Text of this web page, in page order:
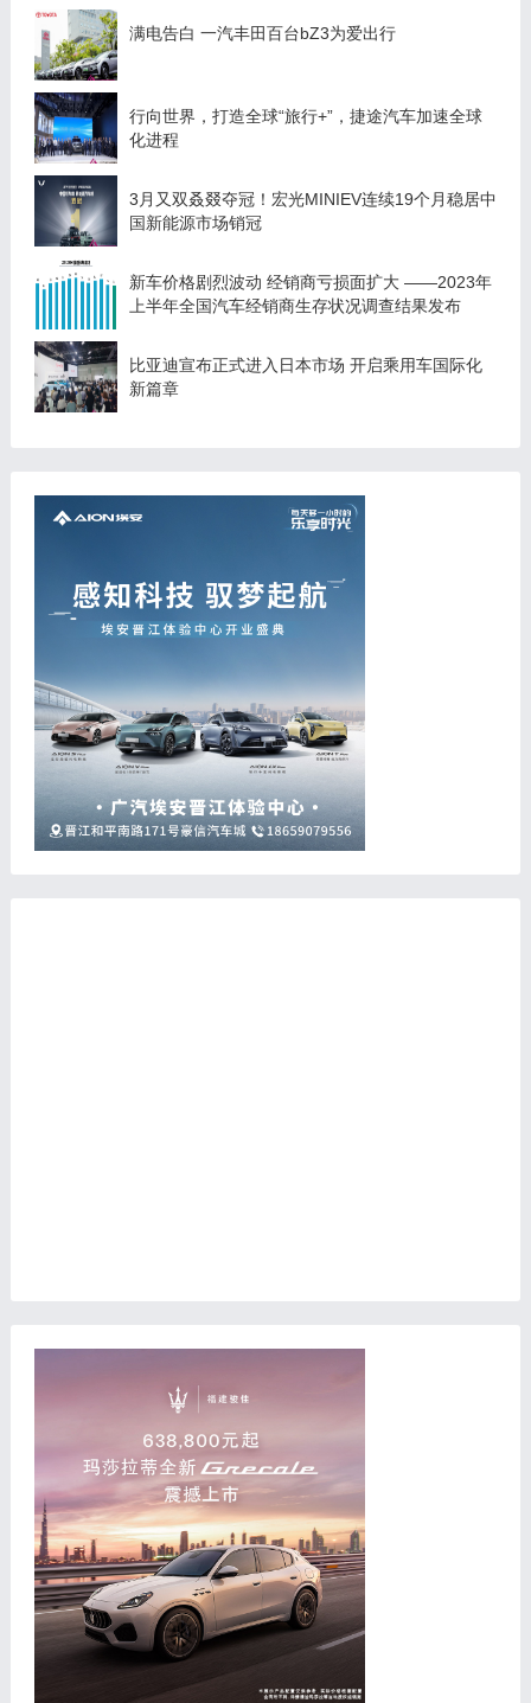
满电告白 一汽丰田百台bZ3为爱出行
行向世界，打造全球“旅行+”，捷途汽车加速全球
化进程
3月又双叒叕夺冠！宏光MINIEV连续19个月稳居中
国新能源市场销冠
新车价格剧烈波动 经销商亏损面扩大 ——2023年
上半年全国汽车经销商生存状况调查结果发布
比亚迪宣布正式进入日本市场 开启乘用车国际化
新篇章